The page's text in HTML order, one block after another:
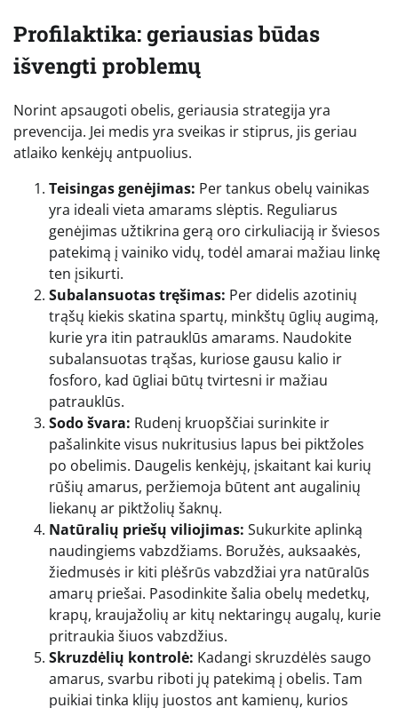
Profilaktika: geriausias būdas
išvengti problemų
Norint apsaugoti obelis, geriausia strategija yra
prevencija. Jei medis yra sveikas ir stiprus, jis geriau
atlaiko kenkėjų antpuolius.
Teisingas genėjimas: Per tankus obelų vainikas
yra ideali vieta amarams slėptis. Reguliarus
genėjimas užtikrina gerą oro cirkuliaciją ir šviesos
patekimą į vainiko vidų, todėl amarai mažiau linkę
ten įsikurti.
Subalansuotas tręšimas: Per didelis azotinių
trąšų kiekis skatina spartų, minkštų ūglių augimą,
kurie yra itin patrauklūs amarams. Naudokite
subalansuotas trąšas, kuriose gausu kalio ir
fosforo, kad ūgliai būtų tvirtesni ir mažiau
patrauklūs.
Sodo švara: Rudenį kruopščiai surinkite ir
pašalinkite visus nukritusius lapus bei piktžoles
po obelimis. Daugelis kenkėjų, įskaitant kai kurių
rūšių amarus, peržiemoja būtent ant augalinių
liekanų ar piktžolių šaknų.
Natūralių priešų viliojimas: Sukurkite aplinką
naudingiems vabzdžiams. Boružės, auksaakės,
žiedmusės ir kiti plėšrūs vabzdžiai yra natūralūs
amarų priešai. Pasodinkite šalia obelų medetkų,
krapų, kraujažolių ar kitų nektaringų augalų, kurie
pritraukia šiuos vabzdžius.
Skruzdėlių kontrolė: Kadangi skruzdėlės saugo
amarus, svarbu riboti jų patekimą į obelis. Tam
puikiai tinka klijų juostos ant kamienų, kurios